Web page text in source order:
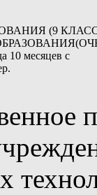
(9
месяцев с